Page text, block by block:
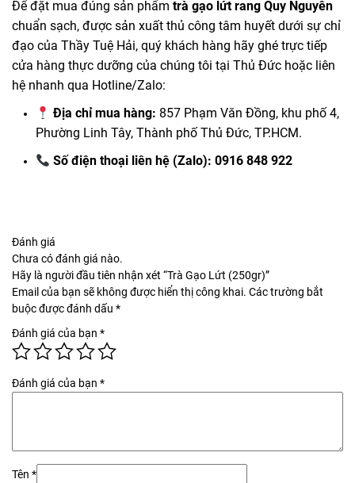
Để đặt mua đúng sản phẩm trà gạo lứt rang Quy Nguyên
chuẩn sạch, được sản xuất thủ công tâm huyết dưới sự chỉ
đạo của Thầy Tuệ Hải, quý khách hàng hãy ghé trực tiếp
cửa hàng thực dưỡng của chúng tôi tại Thủ Đức hoặc liên
hệ nhanh qua Hotline/Zalo:
Địa chỉ mua hàng: 857 Phạm Văn Đồng, khu phố 4,
Phường Linh Tây, Thành phố Thủ Đức, TP.HCM.
Số điện thoại liên hệ (Zalo): 0916 848 922
Đánh giá
Chưa có đánh giá nào.
Hãy là người đầu tiên nhận xét “Trà Gạo Lứt (250gr)”
Email của bạn sẽ không được hiển thị công khai. Các trường bắt
buộc được đánh dấu *
Đánh giá của bạn *
Đánh giá của bạn *
Tên *